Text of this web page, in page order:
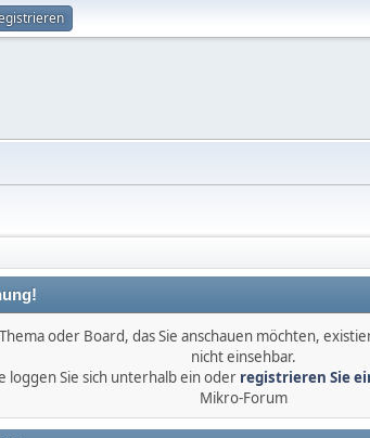
oder Board, das Sie anschauen möchten,
nicht einsehbar.
loggen Sie sich unterhalb ein oder registrieren Sie
Mikro-Forum